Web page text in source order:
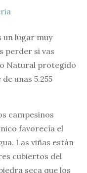
un lugar muy
perder si vas
Natural protegido
unas 5.255
campesinos
favorecía el
Las viñas están
cubiertos del
seca que los